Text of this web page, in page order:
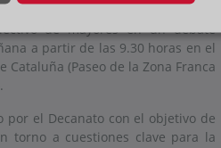
de mayores en un debate
a partir de las 9.30 horas en el
Cataluña (Paseo de la Zona Franca
por el Decanato con el objetivo de
torno a cuestiones clave para la